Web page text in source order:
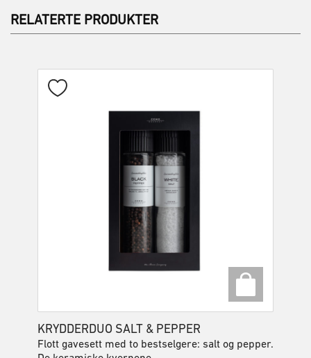
RELATERTE PRODUKTER
KRYDDERDUO SALT & PEPPER
Flott gavesett med to bestselgere: salt og pepper.